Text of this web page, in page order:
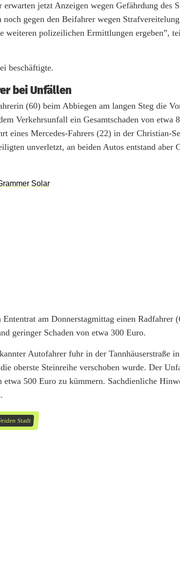
jetzt Anzeigen wegen Gefährdung des
gegen den Beifahrer wegen
weiteren polizeilichen Ermittlungen ergeben”,
beschäftigte.
bei Unfällen
(60) beim Abbiegen am langen Steg die
Verkehrsunfall ein Gesamtschaden von etwa
eines Mercedes-Fahrers (22) in der Christian-
unverletzt, an beiden Autos entstand aber
am Donnerstagmittag einen Radfahrer
geringer Schaden von etwa 300 Euro.
Autofahrer fuhr in der Tannhäuserstraße
oberste Steinreihe verschoben wurde. Der
500 Euro zu kümmern. Sachdienliche
Stadt